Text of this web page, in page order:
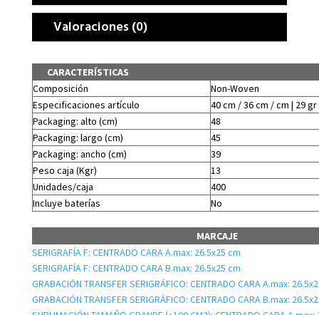
Valoraciones (0)
CARACTERÍSTICAS
Composición
Non-Woven
Especificaciones artículo
40 cm / 36 cm / cm | 29 gr
Packaging: alto (cm)
48
Packaging: largo (cm)
45
Packaging: ancho (cm)
39
Peso caja (Kgr)
13
Unidades/caja
400
Incluye baterías
No
MARCAJE
SERIGRAFÍA F: CENTRADO CARA A.max: 26.5x25 cm
SERIGRAFÍA F: CENTRADO CARA B.max: 26.5x25 cm
GRABACIÓN TRANSFER SERIGRÁFICO: CENTRADO CARA A.max:
GRABACIÓN TRANSFER SERIGRÁFICO: CENTRADO CARA B.max: